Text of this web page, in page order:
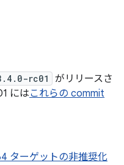
rc01
がリリースさ
にはこれらの commit
ターゲットの非推奨化